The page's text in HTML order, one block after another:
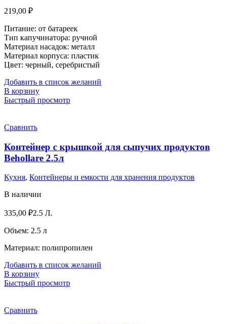
219,00 ₽
Питание: от батареек
Тип капучинатора: ручной
Материал насадок: металл
Материал корпуса: пластик
Цвет: черный, серебристый
Добавить в список желаний
В корзину
Быстрый просмотр
Сравнить
Контейнер с крышкой для сыпучих продуктов
Behоllare 2.5л
Кухня, Контейнеры и емкости для хранения продуктов
В наличии
335,00 ₽2.5 Л.
Объем: 2.5 л
Материал: полипропилен
Добавить в список желаний
В корзину
Быстрый просмотр
Сравнить